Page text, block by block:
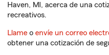
Haven, MI, acerca de una
recreativos.
Llame o envíe un correo
obtener una cotización de